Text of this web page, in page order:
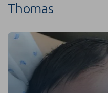
Thomas